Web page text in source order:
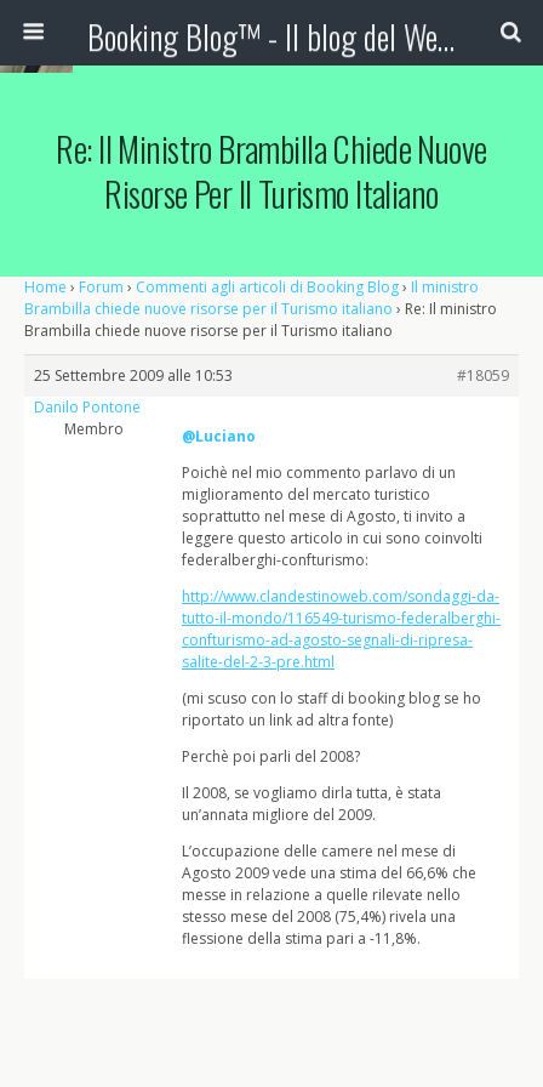
Booking Blog™ - Il blog del Web Marketing Turistico
Re: Il Ministro Brambilla Chiede Nuove
Risorse Per Il Turismo Italiano
Home › Forum › Commenti agli articoli di Booking Blog› Il ministro
Brambilla chiede nuove risorse per il Turismo italiano › Re: Il ministro
Brambilla chiede nuove risorse per il Turismo italiano
25 Settembre 2009 alle 10:53
#18059
Danilo Pontone
Membro
@Luciano
Poichè nel mio commento parlavo di un
miglioramento del mercato turistico
soprattutto nel mese di Agosto, ti invito a
leggere questo articolo in cui sono coinvolti
federalberghi-confturismo:
http://www.clandestinoweb.com/sondaggi-da-
tutto-il-mondo/116549-turismo-federalberghi-
confturismo-ad-agosto-segnali-di-ripresa-
salite-del-2-3-pre.html
(mi scuso con lo staff di booking blog se ho
riportato un link ad altra fonte)
Perchè poi parli del 2008?
Il 2008, se vogliamo dirla tutta, è stata
un’annata migliore del 2009.
L’occupazione delle camere nel mese di
Agosto 2009 vede una stima del 66,6% che
messe in relazione a quelle rilevate nello
stesso mese del 2008 (75,4%) rivela una
flessione della stima pari a -11,8%.